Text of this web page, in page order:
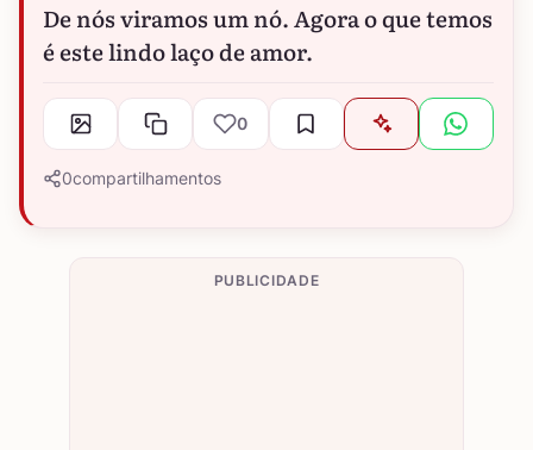
De nós viramos um nó. Agora o que temos
é este lindo laço de amor.
0
0compartilhamentos
PUBLICIDADE